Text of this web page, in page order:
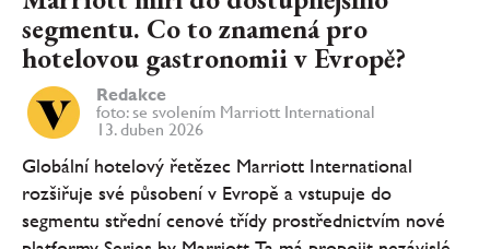
segmentu. Co to znamená pro
hotelovou gastronomii v Evropě?
Redakce
foto: se svolením Marriott International
13. duben 2026
Globální hotelový řetězec Marriott International
rozšiřuje své působení v Evropě a vstupuje do
segmentu střední cenové třídy prostřednictvím nové